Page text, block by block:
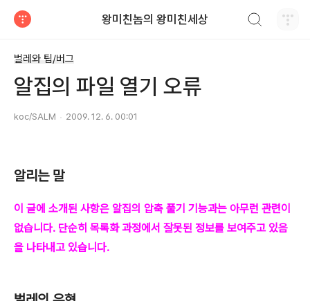
왕미친놈의 왕미친세상
벌레와 팁/버그
알집의 파일 열기 오류
koc/SALM 2009. 12. 6. 00:01
알리는 말
이 글에 소개된 사항은 알집의 압축 풀기 기능과는 아무런 관련이
없습니다. 단순히 목록화 과정에서 잘못된 정보를 보여주고 있음
을 나타내고 있습니다.